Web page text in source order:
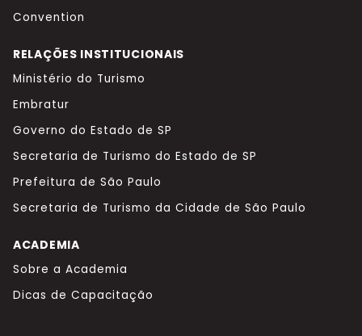
Convention
RELAÇÕES INSTITUCIONAIS
Ministério do Turismo
Embratur
Governo do Estado de SP
Secretaria de Turismo do Estado de SP
Prefeitura de São Paulo
Secretaria de Turismo da Cidade de São Paulo
ACADEMIA
Sobre a Academia
Dicas de Capacitação